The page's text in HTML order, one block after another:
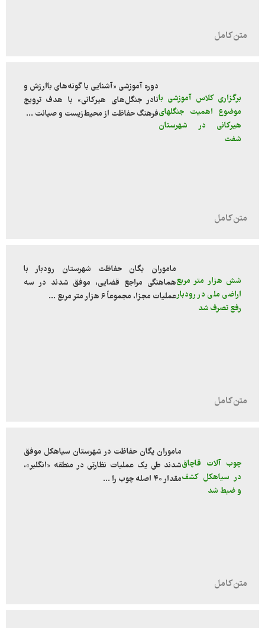
برگزاری کلاس آموزشی با
موضوع اهمیت جنگلهای
هیرکانی در شهرستان
شفت
دوره آموزشی «آشنایی با گونه‌های باارزش و
نادر جنگل‌های هیرکانی» با هدف ترویج
فرهنگ حفاظت از محیط‌زیست و صیانت ...
شش هزار متر مربع
اراضی ملی در رودبار
رفع تصرف شد
ماموران یگان حفاظت شهرستان رودبار با
هماهنگی مراجع قضایی، موفق شدند در سه
عملیات مجزا، مجموعاً ۶ هزار متر مربع ...
چوب آلات قاچاق
در سیاهکل کشف
و ضبط شد
ماموران یگان حفاظت در شهرستان سیاهکل موفق
شدند طی یک عملیات نظارتی در منطقه «انگلبر»،
مقدار ۴۰ اصله چوب را ...